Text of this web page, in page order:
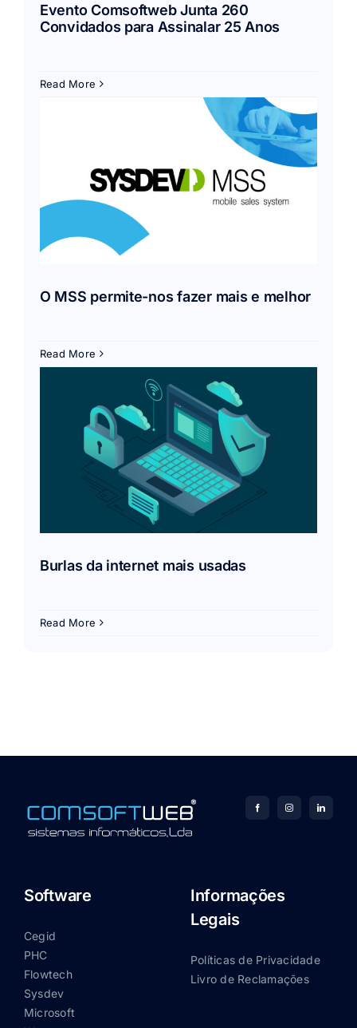
Evento Comsoftweb Junta 260
Convidados para Assinalar 25 Anos
Read More
O MSS permite-nos fazer mais e melhor
Read More
Burlas da internet mais usadas
Read More
Software
Cegid
PHC
Flowtech
Sysdev
Microsoft
Informações
Legais
Políticas de Privacidade
Livro de Reclamações